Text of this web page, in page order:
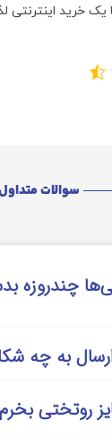
یک خرید
سوالات
چندروزه
به چه
روتختی